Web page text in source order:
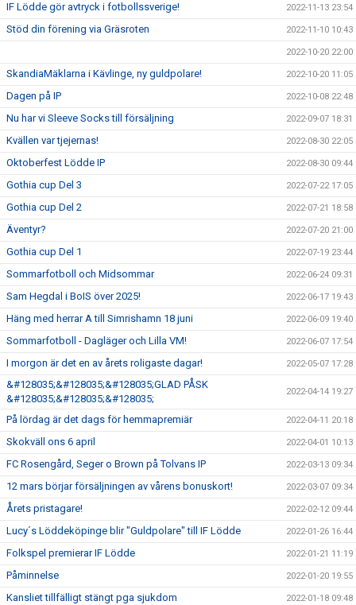
IF Lödde gör avtryck i fotbollssverige! 2022-11-13 23:54
Stöd din förening via Gräsroten 2022-11-10 10:43
2022-10-20 22:00
SkandiaMäklarna i Kävlinge, ny guldpolare! 2022-10-20 11:05
Dagen på IP 2022-10-08 22:48
Nu har vi Sleeve Socks till försäljning 2022-09-07 18:31
Kvällen var tjejernas! 2022-08-30 22:05
Oktoberfest Lödde IP 2022-08-30 09:44
Gothia cup Del 3 2022-07-22 17:05
Gothia cup Del 2 2022-07-21 18:58
Äventyr? 2022-07-20 21:00
Gothia cup Del 1 2022-07-19 23:44
Sommarfotboll och Midsommar 2022-06-24 09:31
Sam Hegdal i BoIS över 2025! 2022-06-17 19:43
Häng med herrar A till Simrishamn 18 juni 2022-06-09 19:40
Sommarfotboll - Dagläger och Lilla VM! 2022-06-07 17:54
I morgon är det en av årets roligaste dagar! 2022-05-07 17:28
&#128035;&#128035;&#128035;GLAD PÅSK
&#128035;&#128035;&#128035;
2022-04-14 19:27
På lördag är det dags för hemmapremiär 2022-04-11 20:18
Skokväll ons 6 april 2022-04-01 10:13
FC Rosengård, Seger o Brown på Tolvans IP 2022-03-13 09:34
12 mars börjar försäljningen av vårens bonuskort! 2022-03-07 09:34
Årets pristagare! 2022-02-12 09:44
Lucy´s Löddeköpinge blir "Guldpolare" till IF Lödde 2022-01-26 16:44
Folkspel premierar IF Lödde 2022-01-21 11:19
Påminnelse 2022-01-20 19:55
Kansliet tillfälligt stängt pga sjukdom 2022-01-18 09:48